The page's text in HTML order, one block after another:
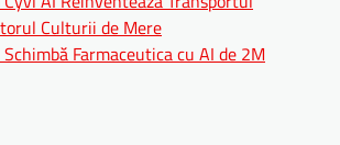
Culturii de Mere
Farmaceutica cu AI de 2M